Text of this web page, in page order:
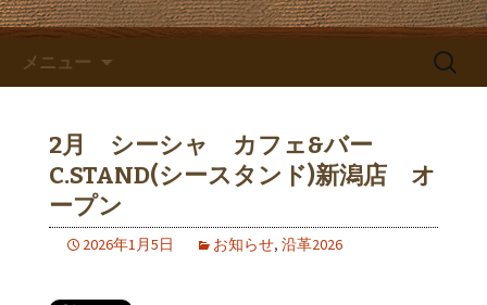
メニュー
検
2月 シーシャ カフェ&バー
C.STAND(シースタンド)新潟店 オ
ープン
2026年1月5日 お知らせ, 沿革2026